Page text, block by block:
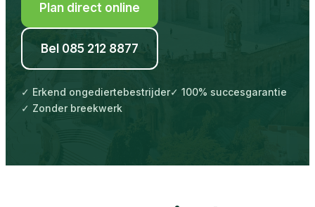
Plan direct online
Bel 085 212 8877
✓ Erkend ongediertebestrijder✓ 100% succesgarantie
✓ Zonder breekwerk